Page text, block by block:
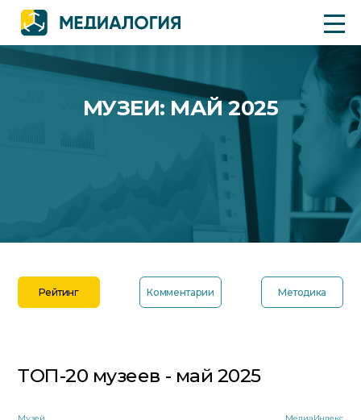
МУЗЕИ: МАЙ 2025
Рейтинг Комментарии Методика
ТОП-20 музеев - май 2025